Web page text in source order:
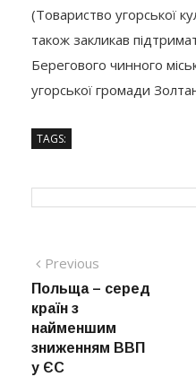
(Товариство угорської
також закликав
Берегового чинного
угорської громади
TAGS:
Навігація
записів
Previous
post:
Польща – серед
країн з
найменшим
зниженням ВВП
у ЄС